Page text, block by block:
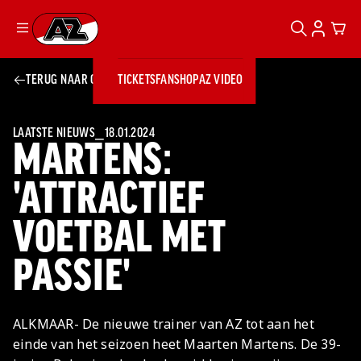
Ga naar onze homepage
TICKETSFANSHOPAZ VIDEO
TICKETS
TICKETS
AZ 1
JONG AZ
FANSHOP
AZ VIDEO
BUSINESS
BUSINESS
AZ Business
Wat is AZ
Business?
Events
Losse tickets
Hospitality
Kees Kist
Lounge
Lounge
Skybox
Exposure
Partnership
Bestel je
seizoenkaart
Teams
Club & Fans
ZOEKEN
TERUG NAAR OVERZICHT
MARTENS:
'ATTRACTIEF
VOETBAL MET
PASSIE'
LAATSTE NIEUWS 18.01.2024
ALKMAAR- De nieuwe trainer van AZ tot aan het
einde van het seizoen heet Maarten Martens. De 39-